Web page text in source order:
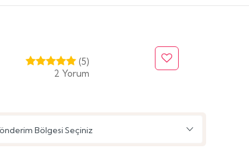
(5)
2 Yorum
Bölgesi Seçiniz